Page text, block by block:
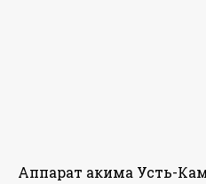
Аппарат акима Усть-